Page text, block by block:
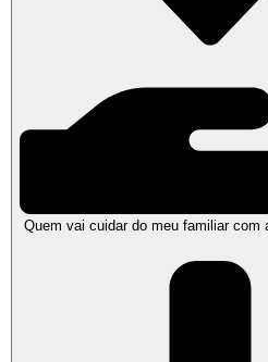
Quem vai cuidar do meu familiar com